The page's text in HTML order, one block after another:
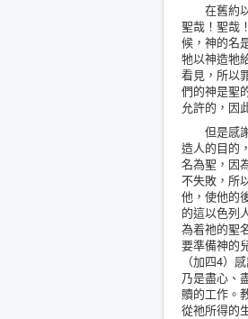
在舊約以
聖哉！聖哉
候，神的名
牠以神造牠
看見，所以
們的神是聖
允許的，因
但是感謝
造人的目的
名為聖，因
不失敗，所
他，使他的
的這以色列
為着祂的聖
要準備神的
（加四4）
乃是盡心、
贖的工作。
從祂所得的